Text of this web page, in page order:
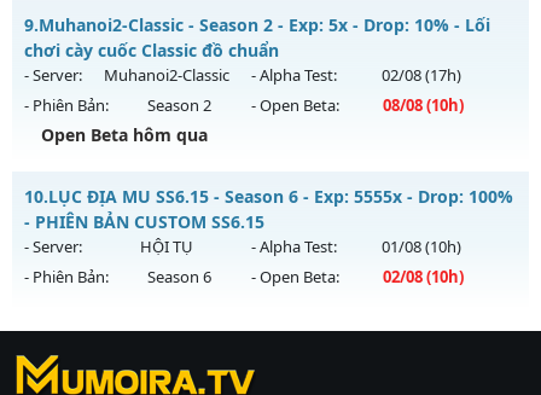
Thể loại: Mu Nguyên bản Webzen
Antihack: XSHield
Mu Custom New 2026 - Mu Ss6.18 Full Custom 60 Fps Đồ
Mới
Mu mới ra tháng 08 2026 - Mở máy chủ
Băng Tuyếtvào 13h
ngày 06/08/2626
Exp: 9999x - Drop: 90%
Thể loại: Mu Custom thêm đồ mới
Antihack: Gold Dragon
9.Muhanoi2-Classic - Season 2 - Exp: 5x - Drop: 10% - Lối
chơi cày cuốc Classic đồ chuẩn
- Server: Muhanoi2-Classic - Alpha Test: 02/08(17h)
- Phiên Bản:
Season 2 - Open Beta: 08/08(10h)
Open Beta hôm qua
Mu mới ra tháng 08 2026 - Mở máy chủ
vào 10h ngày 08/08/2626
Exp: 5x - Drop: 10%
Thể loại: Mu Nguyên bản Webzen
Antihack: Pro
10.LỤC ĐỊA MU SS6.15 - Season 6 - Exp: 5555x - Drop: 100%
- PHIÊN BẢN CUSTOM SS6.15
- Server: HỘI TỤ - Alpha Test: 01/08(10h)
- Phiên Bản:
Season 6 - Open Beta: 02/08(10h)
LỤC ĐỊA MU SS6.15 - PHIÊN BẢN CUSTOM SS6.15
Mu mới ra tháng 08 2026 - Mở máy chủ
https://ktdb.net/ |789club